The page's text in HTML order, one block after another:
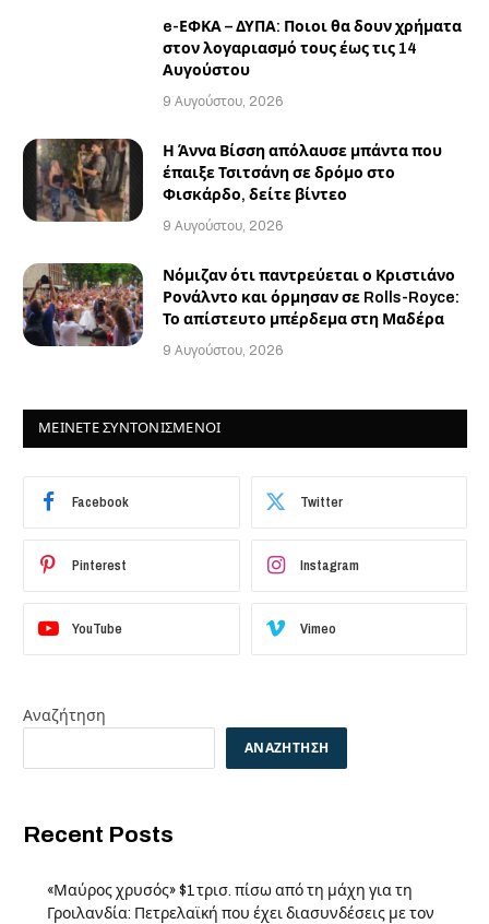
e-ΕΦΚΑ – ΔΥΠΑ: Ποιοι θα δουν χρήματα
στον λογαριασμό τους έως τις 14
Αυγούστου
9 Αυγούστου, 2026
Η Άννα Βίσση απόλαυσε μπάντα που
έπαιξε Τσιτσάνη σε δρόμο στο
Φισκάρδο, δείτε βίντεο
9 Αυγούστου, 2026
Νόμιζαν ότι παντρεύεται ο Κριστιάνο
Ρονάλντο και όρμησαν σε Rolls-Royce:
Το απίστευτο μπέρδεμα στη Μαδέρα
9 Αυγούστου, 2026
ΜΕΙΝΕΤΕ ΣΥΝΤΟΝΙΣΜΕΝΟΙ
Facebook Twitter
Pinterest Instagram
YouTube Vimeo
Αναζήτηση
ΑΝΑΖΉΤΗΣΗ
Recent Posts
«Μαύρος χρυσός» $1 τρισ. πίσω από τη μάχη για τη
Γροιλανδία: Πετρελαϊκή που έχει διασυνδέσεις με τον